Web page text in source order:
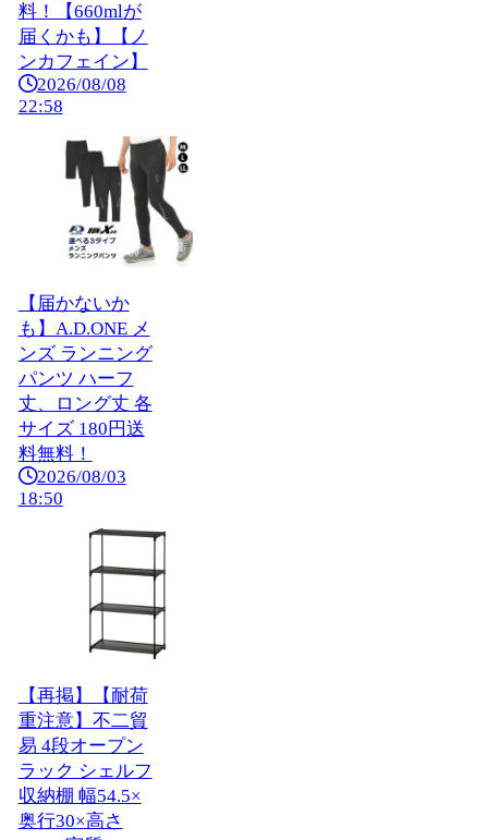
料！【660mlが
届くかも】【ノ
ンカフェイン】
2026/08/08
22:58
【届かないか
も】A.D.ONE メ
ンズ ランニング
パンツ ハーフ
丈、ロング丈 各
サイズ 180円送
料無料！
2026/08/03
18:50
【再掲】【耐荷
重注意】不二貿
易 4段オープン
ラック シェルフ
収納棚 幅54.5×
奥行30×高さ